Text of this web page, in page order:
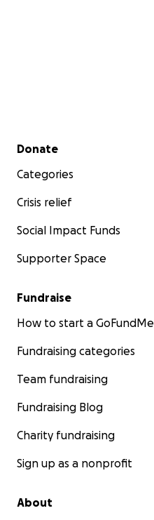
Secondary menu
Donate
Categories
Crisis relief
Social Impact Funds
Supporter Space
Fundraise
How to start a GoFundMe
Fundraising categories
Team fundraising
Fundraising Blog
Charity fundraising
Sign up as a nonprofit
About